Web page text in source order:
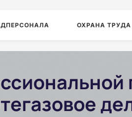
ОХРАНА ТРУДА